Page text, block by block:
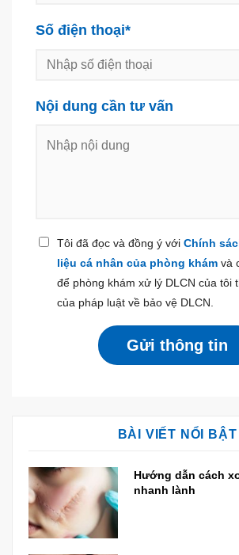
Số điện thoại*
Nội dung cần tư vấn
Tôi đã đọc và đồng ý với Chính
liệu cá nhân của phòng khám và
để phòng khám xử lý DLCN của tôi
của pháp luật về bảo vệ DLCN.
BÀI VIẾT NỔI BẬT
Hướng dẫn cách
nhanh lành